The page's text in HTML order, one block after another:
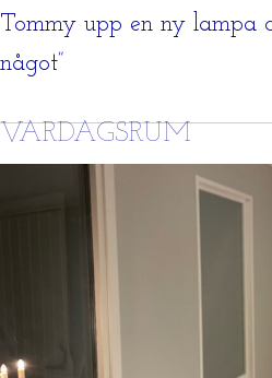
Tommy upp en ny lampa
något”
VARDAGSRUM